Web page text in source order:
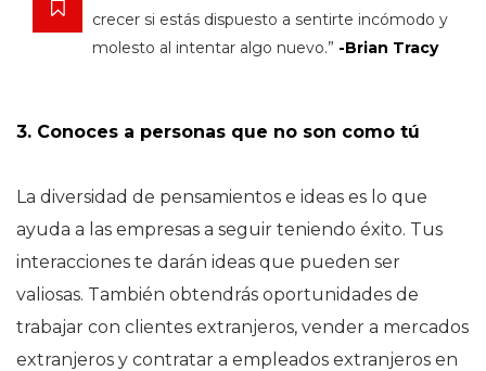
crecer si estás dispuesto a sentirte incómodo y
molesto al intentar algo nuevo.” -Brian Tracy
3. Conoces a personas que no son como tú
La diversidad de pensamientos e ideas es lo que
ayuda a las empresas a seguir teniendo éxito. Tus
interacciones te darán ideas que pueden ser
valiosas. También obtendrás oportunidades de
trabajar con clientes extranjeros, vender a mercados
extranjeros y contratar a empleados extranjeros en